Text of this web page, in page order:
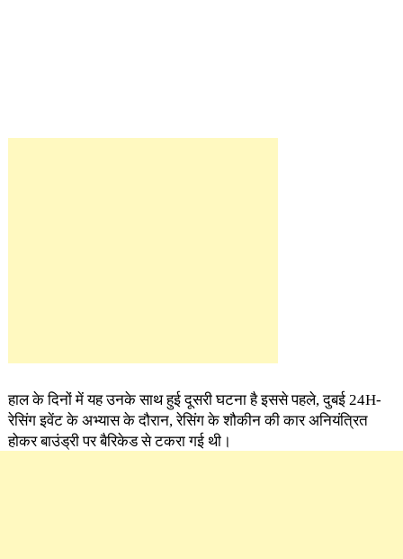
हाल के दिनों में यह उनके साथ हुई दूसरी घटना है इससे पहले, दुबई 24H-
रेसिंग इवेंट के अभ्यास के दौरान, रेसिंग के शौकीन की कार अनियंत्रित
होकर बाउंड्री पर बैरिकेड से टकरा गई थी।